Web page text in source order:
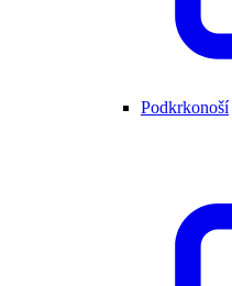
Podkrkonoší